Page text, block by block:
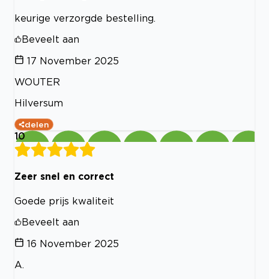
keurige verzorgde bestelling.
Beveelt aan
17 November 2025
WOUTER
Hilversum
delen
10
Zeer snel en correct
Goede prijs kwaliteit
Beveelt aan
16 November 2025
A.